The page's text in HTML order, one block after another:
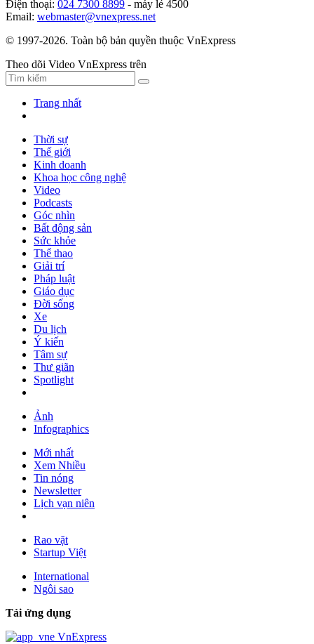
Điện thoại: 024 7300 8899 - máy lẻ 4500
Email: webmaster@vnexpress.net
© 1997-2026. Toàn bộ bản quyền thuộc VnExpress
Theo dõi Video VnExpress trên
Trang nhất
Thời sự
Thế giới
Kinh doanh
Khoa học công nghệ
Video
Podcasts
Góc nhìn
Bất động sản
Sức khỏe
Thể thao
Giải trí
Pháp luật
Giáo dục
Đời sống
Xe
Du lịch
Ý kiến
Tâm sự
Thư giãn
Spotlight
Ảnh
Infographics
Mới nhất
Xem Nhiều
Tin nóng
Newsletter
Lịch vạn niên
Rao vặt
Startup Việt
International
Ngôi sao
Tải ứng dụng
VnExpress